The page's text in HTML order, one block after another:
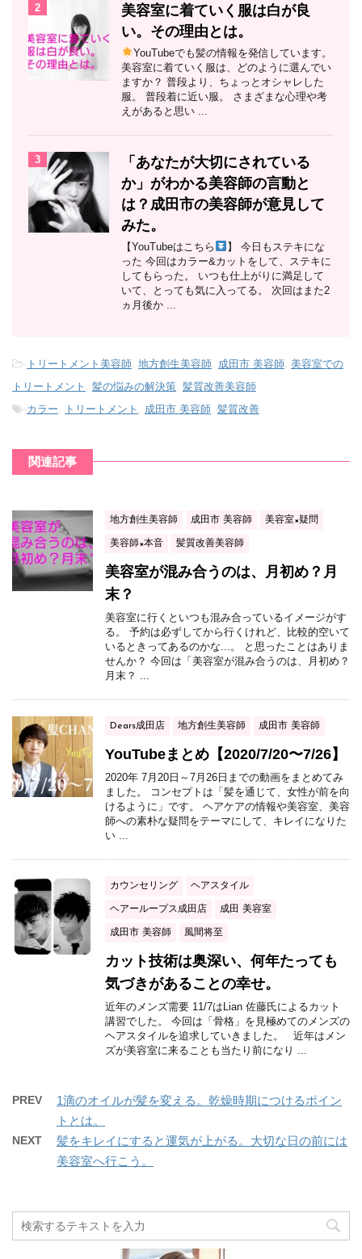
2
美容室に着ていく服は白が良
い。その理由とは。
YouTubeでも髪の情報を発信しています。
美容室に着ていく服は、どのように選んでい
ますか？ 普段より、ちょっとオシャレした
服。 普段着に近い服。 さまざまな心理や考
えがあると思い ...
3
「あなたが大切にされている
か」がわかる美容師の言動と
は？成田市の美容師が意見して
みた。
【YouTubeはこちら
】 今日もステキにな
った 今回はカラー&カットをして、ステキに
してもらった。 いつも仕上がりに満足して
いて、とっても気に入ってる。 次回はまた2
ヵ月後か ...
- トリートメント美容師 地方創生美容師 成田市 美容師
美容室での
トリートメント
髪の悩みの解決策 髪質改善美容師
-カラー トリートメント 成田市 美容師 髪質改善
関連記事
地方創生美容師 成田市 美容師 美容室×疑問
美容師×本音 髪質改善美容師
美容室が混み合うのは、月初め？月
末？
美容室に行くといつも混み合っているイメージがす
る。 予約は必ずしてから行くけれど、比較的空いて
いるときってあるのかな...。 と思ったことはありま
せんか？ 今回は「美容室が混み合うのは、月初め？
月末？ ...
Dears成田店 地方創生美容師 成田市 美容師
YouTubeまとめ【2020/7/20〜7/26】
2020年 7月20日～7月26日までの動画をまとめてみ
ました。 コンセプトは「髪を通じて、女性が前を向
けるように」です。 ヘアケアの情報や美容室、美容
師への素朴な疑問をテーマにして、キレイになりた
い ...
カウンセリング ヘアスタイル
ヘアーループス成田店 成田 美容室
成田市 美容師 風間将至
カット技術は奥深い、何年たっても
気づきがあることの幸せ。
近年のメンズ需要 11/7はLian 佐藤氏によるカット
講習でした。 今回は「骨格」を見極めてのメンズの
ヘアスタイルを追求していきました。 近年はメン
ズが美容室に来ることも当たり前になり ...
PREV
1滴のオイルが髪を変える。乾燥時期につけるポイン
トとは。
NEXT
髪をキレイにすると運気が上がる。大切な日の前には
美容室へ行こう。